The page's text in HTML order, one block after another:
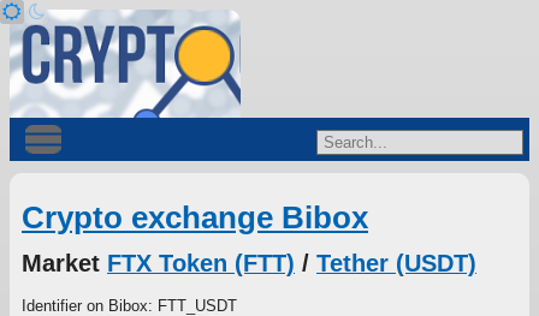
Crypto exchange Bibox
Market FTX Token (FTT) / Tether (USDT)
Identifier on Bibox: FTT_USDT